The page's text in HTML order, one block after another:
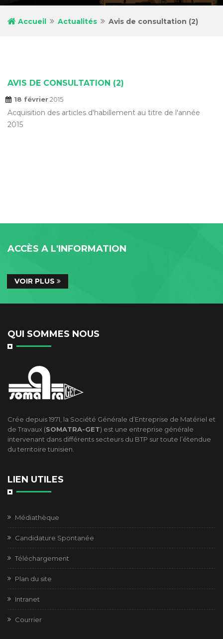
Accueil Actualités Avis de consultation (2)
AVIS DE CONSULTATION (2)
18 février2015
Acquisition des articles d'habillement au titre de l'année
2015
ACCÈS A L'INFORMATION
VOIR PLUS
QUI SOMMES NOUS
Crée depuis 1971, la Société Générale d’Entreprise de Matériel et
de Travaux (SOMATRA-GET) est une entreprise générale
intervenant dans différents secteurs du BTP sur toute l’étendue
du territoire tunisien.
LIEN UTILES
Médiathèque
Candidature Spontanée
Téléchargement
Plan du site
Intranet
Courrier